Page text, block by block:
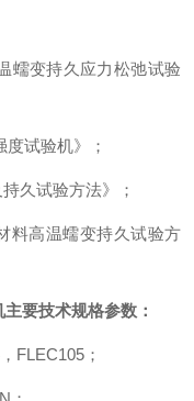
蠕变持久应力松弛试验
度试验机》 ；
久试验方法》 ；
料高温蠕变持久试验方
主要技术规格参数 ：
， FLEC105 ；